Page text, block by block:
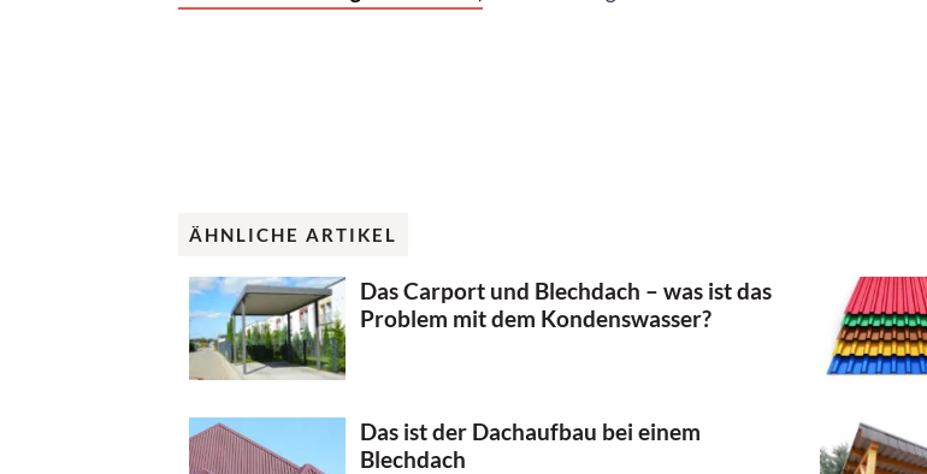
ÄHNLICHE ARTIKEL
Das Carport und Blechdach – was ist das
Problem mit dem Kondenswasser?
Das ist der Dachaufbau bei einem
Blechdach